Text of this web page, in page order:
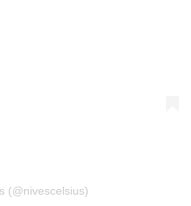
(@nivescelsius)